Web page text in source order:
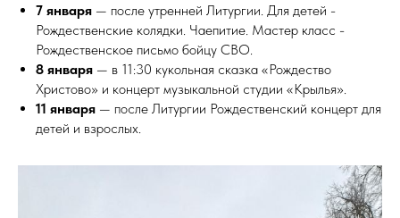
7 января — после утренней Литургии. Для детей -
Рождественские колядки. Чаепитие. Мастер класс -
Рождественское письмо бойцу СВО.
8 января — в 11:30 кукольная сказка «Рождество
Христово» и концерт музыкальной студии «Крылья».
11 января — после Литургии Рождественский концерт для
детей и взрослых.